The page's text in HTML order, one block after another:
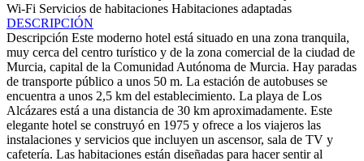
Wi-Fi Servicios de habitaciones Habitaciones adaptadas
DESCRIPCIÓN
Descripción Este moderno hotel está situado en una zona tranquila,
muy cerca del centro turístico y de la zona comercial de la ciudad de
Murcia, capital de la Comunidad Autónoma de Murcia. Hay paradas
de transporte público a unos 50 m. La estación de autobuses se
encuentra a unos 2,5 km del establecimiento. La playa de Los
Alcázares está a una distancia de 30 km aproximadamente. Este
elegante hotel se construyó en 1975 y ofrece a los viajeros las
instalaciones y servicios que incluyen un ascensor, sala de TV y
cafetería. Las habitaciones están diseñadas para hacer sentir al